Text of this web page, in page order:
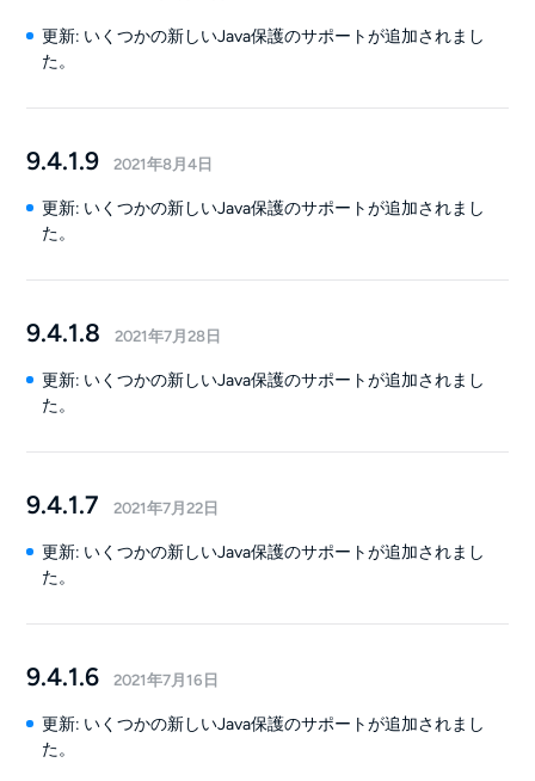
更新: いくつかの新しいJava保護のサポートが追加されまし
た。
9.4.1.9 2021年8月4日
更新: いくつかの新しいJava保護のサポートが追加されまし
た。
9.4.1.8 2021年7月28日
更新: いくつかの新しいJava保護のサポートが追加されまし
た。
9.4.1.7 2021年7月22日
更新: いくつかの新しいJava保護のサポートが追加されまし
た。
9.4.1.6 2021年7月16日
更新: いくつかの新しいJava保護のサポートが追加されまし
た。